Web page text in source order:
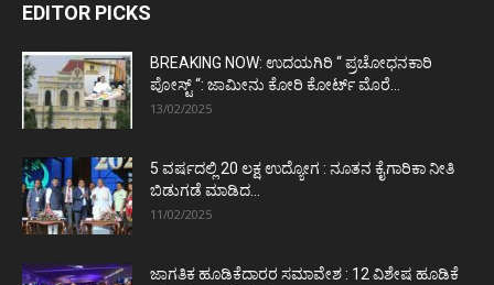
EDITOR PICKS
BREAKING NOW: ಉದಯಗಿರಿ “ ಪ್ರಚೋಧನಕಾರಿ
ಪೋಸ್ಟ್‌ “: ಜಾಮೀನು ಕೋರಿ ಕೋರ್ಟ್‌ ಮೊರೆ...
13/02/2025
5 ವರ್ಷದಲ್ಲಿ 20 ಲಕ್ಷ ಉದ್ಯೋಗ : ನೂತನ ಕೈಗಾರಿಕಾ ನೀತಿ
ಬಿಡುಗಡೆ ಮಾಡಿದ...
11/02/2025
ಜಾಗತಿಕ ಹೂಡಿಕೆದಾರರ ಸಮಾವೇಶ : 12 ವಿಶೇಷ ಹೂಡಿಕೆ